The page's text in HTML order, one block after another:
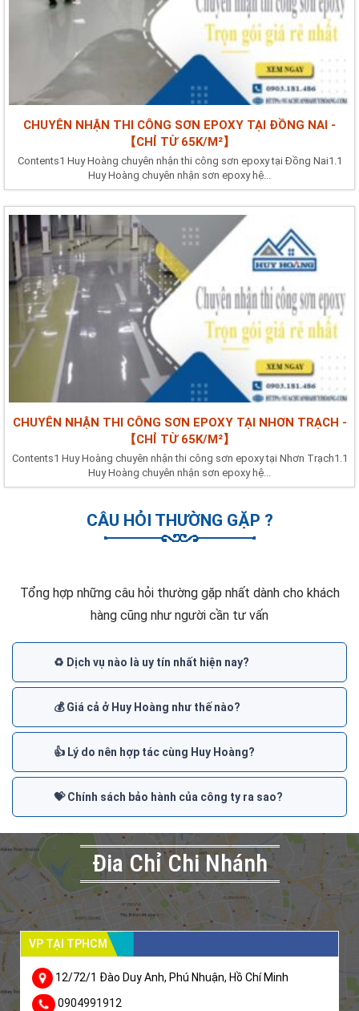
CHUYÊN NHẬN THI CÔNG SƠN EPOXY TẠI ĐỒNG NAI -
【CHỈ TỪ 65K/M²】
Contents1 Huy Hoàng chuyên nhận thi công sơn epoxy tại Đồng Nai1.1
Huy Hoàng chuyên nhận sơn epoxy hệ...
CHUYÊN NHẬN THI CÔNG SƠN EPOXY TẠI NHƠN TRẠCH -
【CHỈ TỪ 65K/M²】
Contents1 Huy Hoàng chuyên nhận thi công sơn epoxy tại Nhơn Trạch1.1
Huy Hoàng chuyên nhận sơn epoxy hệ...
CÂU HỎI THƯỜNG GẶP ?
Tổng hợp những câu hỏi thường gặp nhất dành cho khách
hàng cũng như người cần tư vấn
♻️ Dịch vụ nào là uy tín nhất hiện nay?
💰 Giá cả ở Huy Hoàng như thế nào?
👍 Lý do nên hợp tác cùng Huy Hoàng?
💝 Chính sách bảo hành của công ty ra sao?
Đia Chỉ Chi Nhánh
VP TẠI TPHCM
12/72/1 Đào Duy Anh, Phú Nhuận, Hồ Chí Minh
0904991912